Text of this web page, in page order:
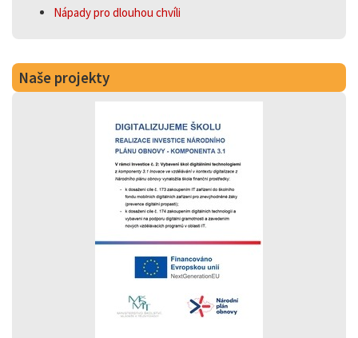
Nápady pro dlouhou chvíli
Naše projekty